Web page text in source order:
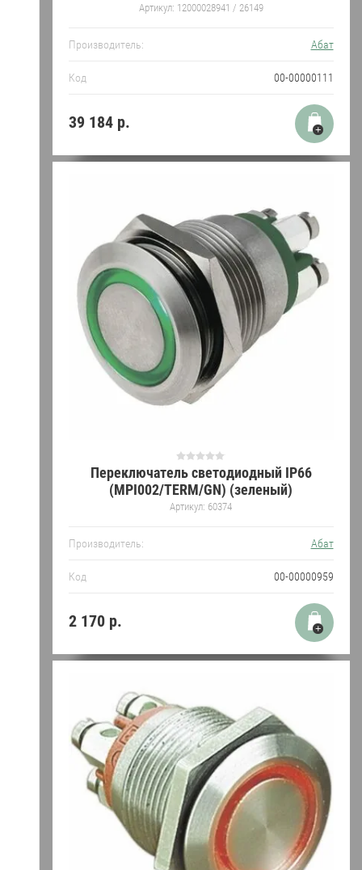
Артикул: 12000028941 / 26149
Производитель: Абат
Код 00-00000111
39 184р.
Переключатель светодиодный IP66
(MPI002/TERM/GN) (зеленый)
Артикул: 60374
Производитель: Абат
Код 00-00000959
2 170р.